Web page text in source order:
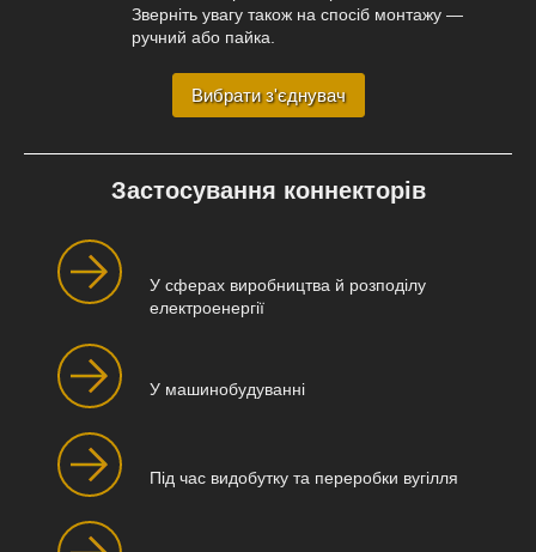
Зверніть увагу також на спосіб монтажу —
ручний або пайка.
Вибрати з'єднувач
Застосування коннекторів
У сферах виробництва й розподілу
електроенергії
У машинобудуванні
Під час видобутку та переробки вугілля